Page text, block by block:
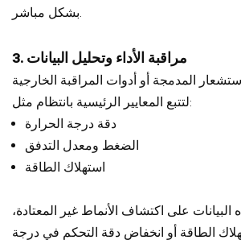
3. مراقبة الأداء وتحليل البيانات
المدمجة أو أدوات المراقبة الخارجية
لتتبع المعايير الرئيسية بانتظام مثل:
دقة درجة الحرارة
الضغط ومعدل التدفق
استهلاك الطاقة
على اكتشاف الأنماط غير المعتادة،
الطاقة أو انخفاض دقة التحكم في درجة